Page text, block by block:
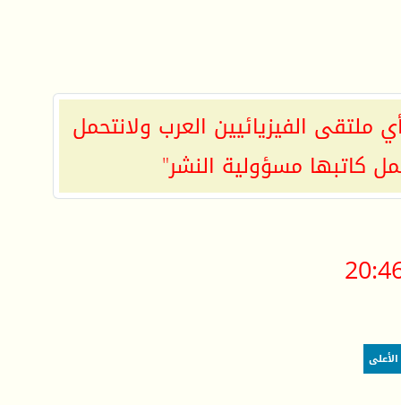
ملتقى الفيزيائيين العرب ولانتحمل
كاتبها مسؤولية النشر"
الأعلى